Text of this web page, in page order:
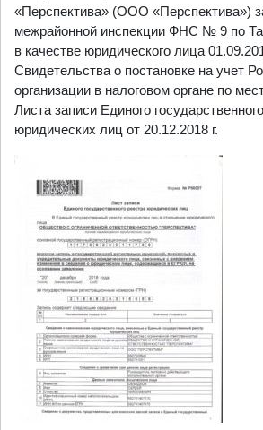
«Перспектива» (ООО «Перспектива»)
межрайонной инспекции ФНС № 9 по
в качестве юридического лица
Свидетельства о постановке на учет
организации в налоговом органе по
Листа записи Единого
юридических лиц от 20.12.2018 г.